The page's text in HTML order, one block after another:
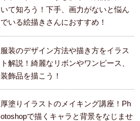
いて知ろう！下手、画力がないと悩ん
でいる絵描きさんにおすすめ！
服装のデザイン方法や描き方をイラス
ト解説！綺麗なリボンやワンピース、
装飾品を描こう！
厚塗りイラストのメイキング講座！Ph
otoshopで描くキャラと背景をなじませ